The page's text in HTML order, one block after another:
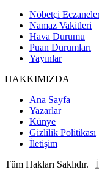
Nöbetçi
Namaz Vakitleri
Hava Durumu
Puan Durumları
Yayınlar
HAKKIMIZDA
Ana Sayfa
Yazarlar
Künye
Gizlilik Politikası
İletişim
Tüm Hakları Saklıdır. |